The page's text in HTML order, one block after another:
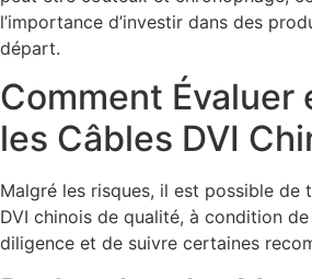
l’importance d’investir dans des
départ.
Comment Évaluer
les Câbles DVI
Malgré les risques, il est possible de
DVI chinois de qualité, à condition
diligence et de suivre certaines